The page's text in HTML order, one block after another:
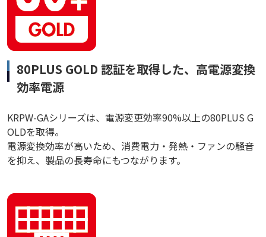
80PLUS GOLD 認証を取得した、高電源変換
効率電源
KRPW-GAシリーズは、電源変更効率90%以上の80PLUS G
OLDを取得。
電源変換効率が高いため、消費電力・発熱・ファンの騒音
を抑え、製品の長寿命にもつながります。